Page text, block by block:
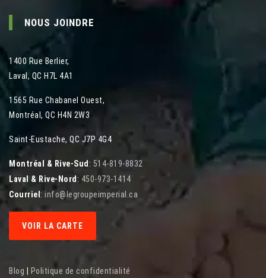
NOUS JOINDRE
1400 Rue Berlier,
Laval , QC H7L 4A1
1565 Rue Chabanel Ouest,
Montréal , QC H4N 2W3
Saint-Eustache, QC J7P 4G4
Montréal & Rive-Sud : 514-819-8832
Laval & Rive-Nord : 450-973-1414
Courriel : info@legroupeimperial.ca
VOIR LA CARTE
Blog Politique de confidentialité